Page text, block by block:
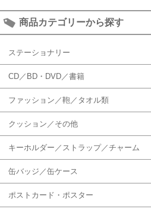
商品カテゴリーから探す
ステーショナリー
CD／BD・DVD／書籍
ファッション／鞄／タオル類
クッション／その他
キーホルダー／ストラップ／チャーム
缶バッジ／缶ケース
ポストカード・ポスター